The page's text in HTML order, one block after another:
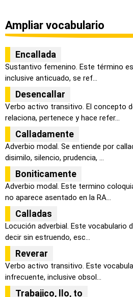
Ampliar vocabulario
Encallada
Sustantivo femenino. Este término
inclusive anticuado, se ref...
Desencallar
Verbo activo transitivo. El concepto
relaciona, pertenece y hace refer...
Calladamente
Adverbio modal. Se entiende por
disimilo, silencio, prudencia, ...
Boniticamente
Adverbio modal. Este termino
no aparece asentado en la RA...
Calladas
Locución adverbial. Este vocabulario
decir sin estruendo, esc...
Reverar
Verbo activo transitivo. Este
infrecuente, inclusive obsol...
Trabajico, llo, to